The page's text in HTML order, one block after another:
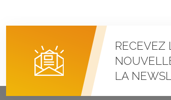
RECEVEZ
LA